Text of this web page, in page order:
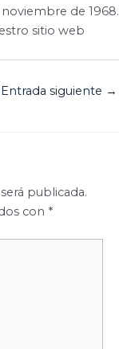
de 1968.
sitio web
Entrada siguiente →
publicada.
con *